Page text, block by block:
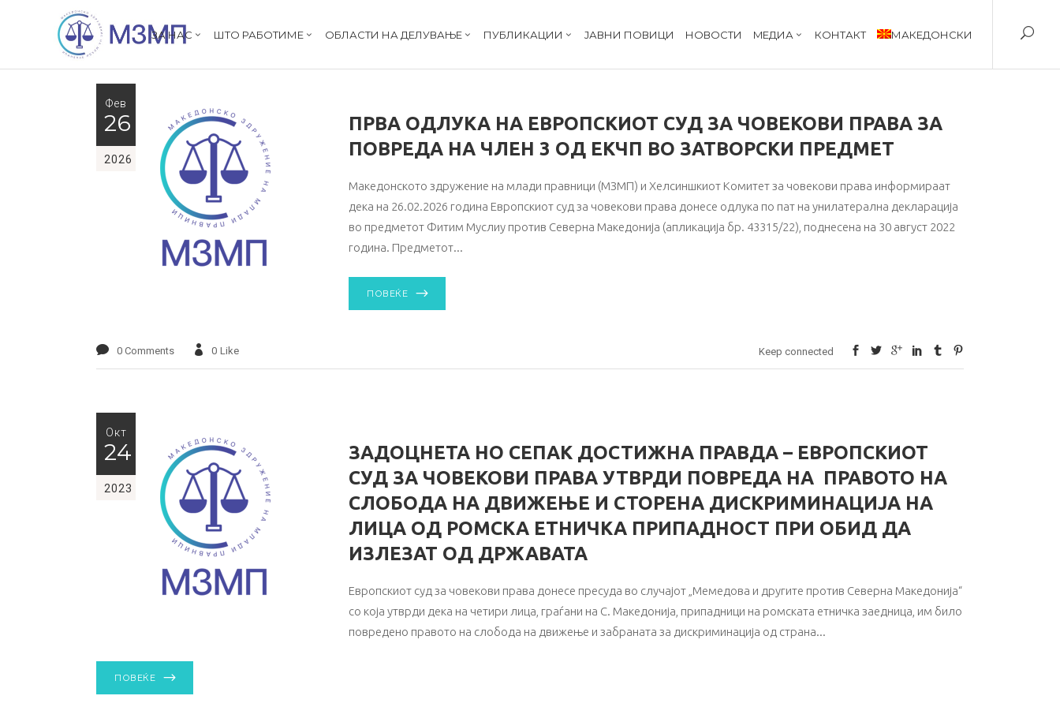
ЗА НАС ШТО РАБОТИМЕ ОБЛАСТИ НА ДЕЛУВАЊЕ ПУБЛИКАЦИИ ЈАВНИ ПОВИЦИ НОВОСТИ MЕДИА КОНТАКТ МАКЕДОНСКИ
Фев
26
2026
ПРВА ОДЛУКА НА ЕВРОПСКИОТ СУД ЗА ЧОВЕКОВИ ПРАВА ЗА
ПОВРЕДА НА ЧЛЕН 3 ОД ЕКЧП ВО ЗАТВОРСКИ ПРЕДМЕТ
Македонското здружение на млади правници (МЗМП) и Хелсиншкиот Комитет за човекови права информираат
дека на 26.02.2026 година Европскиот суд за човекови права донесе одлука по пат на унилатерална декларација
во предметот Фитим Муслиу против Северна Македонија (апликација бр. 43315/22), поднесена на 30 август 2022
година. Предметот
ПОВЕЌЕ
0 Comments 0 Like Keep connected
Окт
24
2023
ЗАДОЦНЕТА НО СЕПАК ДОСТИЖНА ПРАВДА – ЕВРОПСКИОТ
СУД ЗА ЧОВЕКОВИ ПРАВА УТВРДИ ПОВРЕДА НА ПРАВОТО НА
СЛОБОДА НА ДВИЖЕЊЕ И СТОРЕНА ДИСКРИМИНАЦИЈА НА
ЛИЦА ОД РОМСКА ЕТНИЧКА ПРИПАДНОСТ ПРИ ОБИД ДА
ИЗЛЕЗАТ ОД ДРЖАВАТА
Европскиот суд за човекови права донесе пресуда во случајот „Мемедова и другите против Северна Македонија“
со која утврди дека на четири лица, граѓани на С. Македонија, припадници на ромската етничка заедница, им било
повредено правото на слобода на движење и забраната за дискриминација од страна
ПОВЕЌЕ